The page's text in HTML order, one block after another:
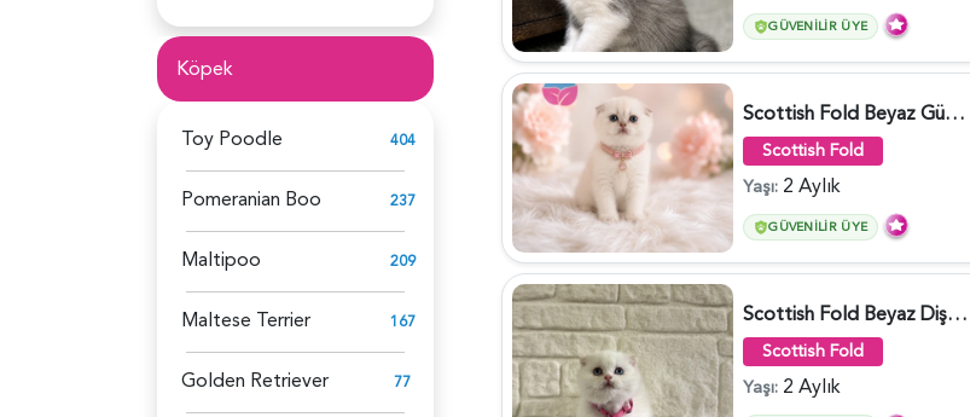
Köpek
Toy Poodle 404
Pomeranian Boo 237
Maltipoo 209
Maltese Terrier 167
Golden Retriever 77
GÜVENILIR ÜYE
Scottish Fold Beyaz Güzellik 2 Aylık - 4690
Scottish Fold
Yaşı: 2 Aylık
GÜVENILIR ÜYE
Scottish Fold Beyaz Dişi Baby Face 2 Aylık - 3704
Scottish Fold
Yaşı: 2 Aylık